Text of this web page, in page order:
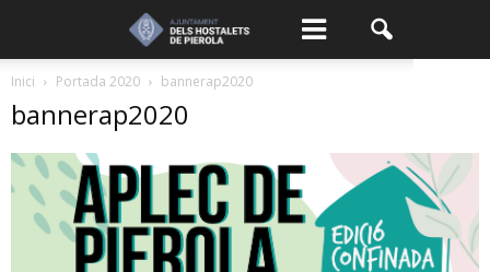
Inici Portada 2020 bannerap2020
bannerap2020